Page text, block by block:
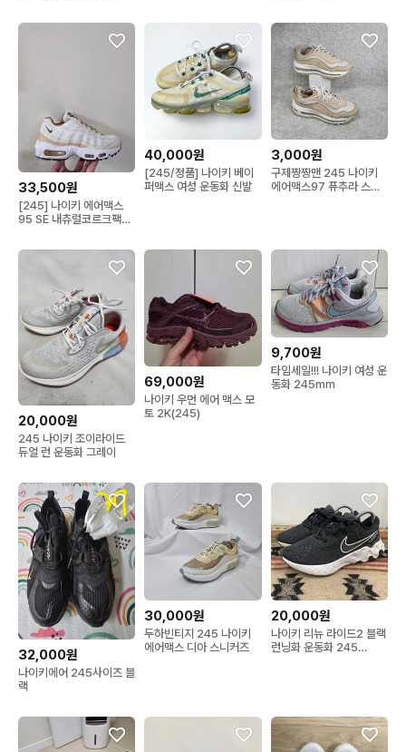
33,500원
[245] 나이키 에어맥스
95 SE 내츄럴코르크팩ㅡ
40,000원
[245/정품] 나이키 베이
퍼맥스 여성 운동화 신발
3,000원
구제짱짱맨 245 나이키
에어맥스97 퓨추라 스니
20,000원
245 나이키 조이라이드
듀얼 런 운동화 그레이
69,000원
나이키 우먼 에어 맥스 모
토 2K(245)
9,700원
타임세일!!! 나이키 여성 운
동화 245mm
32,000원
나이키에어 245사이즈 블
랙
30,000원
두하빈티지 245 나이키
에어맥스 디아 스니커즈
20,000원
나이키 리뉴 라이드2 블랙
런닝화 운동화 245